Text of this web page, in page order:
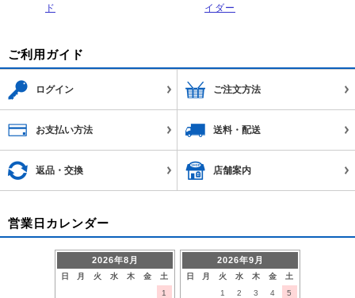
ド
イダー
ご利用ガイド
ログイン ご注文方法
お支払い方法 送料・配送
返品・交換 店舗案内
営業日カレンダー
2026年8月
日 月 火 水 木 金
土
1
2026年9月
日 月 火 水 木 金
土
1
2 3 4
5